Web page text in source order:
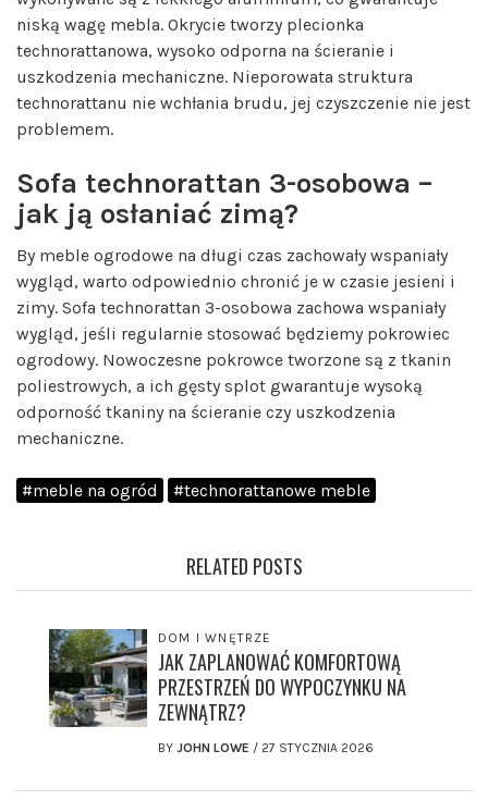
niską wagę mebla. Okrycie tworzy plecionka
technorattanowa, wysoko odporna na ścieranie i
uszkodzenia mechaniczne. Nieporowata struktura
technorattanu nie wchłania brudu, jej czyszczenie nie jest
problemem.
Sofa technorattan 3-osobowa –
jak ją osłaniać zimą?
By meble ogrodowe na długi czas zachowały wspaniały
wygląd, warto odpowiednio chronić je w czasie jesieni i
zimy. Sofa technorattan 3-osobowa zachowa wspaniały
wygląd, jeśli regularnie stosować będziemy pokrowiec
ogrodowy. Nowoczesne pokrowce tworzone są z tkanin
poliestrowych, a ich gęsty splot gwarantuje wysoką
odporność tkaniny na ścieranie czy uszkodzenia
mechaniczne.
#meble na ogród #technorattanowe meble
RELATED POSTS
DOM I WNĘTRZE
JAK ZAPLANOWAĆ KOMFORTOWĄ
PRZESTRZEŃ DO WYPOCZYNKU NA
ZEWNĄTRZ?
BY JOHN LOWE / 27 STYCZNIA 2026